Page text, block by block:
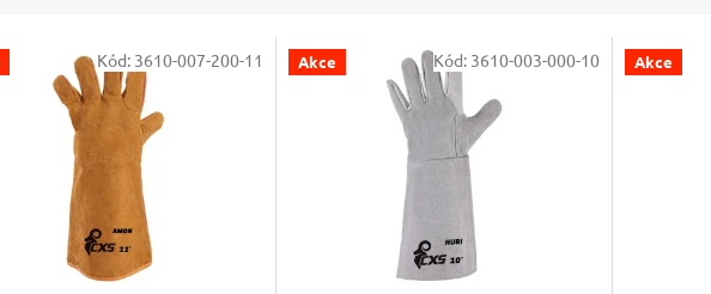
Kód: 3610-007-200-11 Akce Kód: 3610-003-000-10 Akce